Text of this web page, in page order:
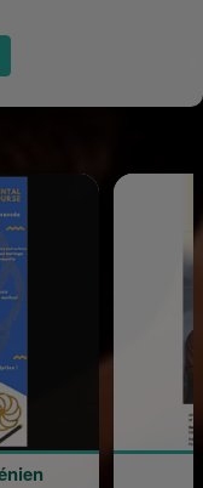
Méditation musicale